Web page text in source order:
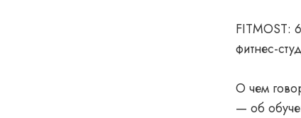
FITMOST:
фитнес-
О чем
— об